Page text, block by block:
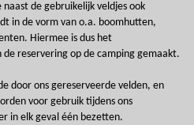
de gebruikelijk veldjes ook
in de vorm van o.a. boomhutten,
Hiermee is dus het
reservering op de camping gemaakt.
door ons gereserveerde velden, en
voor gebruik tijdens ons
in elk geval één bezetten.